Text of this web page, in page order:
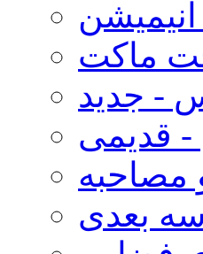
انیمیشن
ماکت
- جدید
قدیمی
سه بعدی